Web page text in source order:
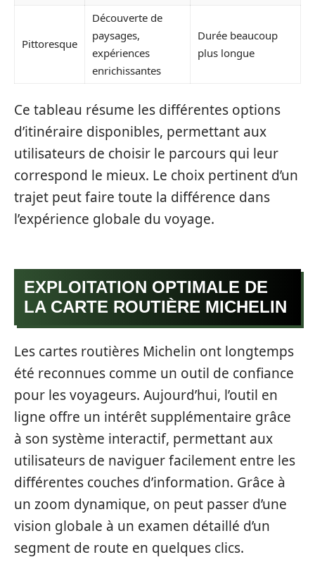
Pittoresque
Découverte de
paysages,
expériences
enrichissantes
Durée beaucoup
plus longue
Ce tableau résume les différentes options
d’itinéraire disponibles, permettant aux
utilisateurs de choisir le parcours qui leur
correspond le mieux. Le choix pertinent d’un
trajet peut faire toute la différence dans
l’expérience globale du voyage.
EXPLOITATION OPTIMALE DE
LA CARTE ROUTIÈRE MICHELIN
Les cartes routières Michelin ont longtemps
été reconnues comme un outil de confiance
pour les voyageurs. Aujourd’hui, l’outil en
ligne offre un intérêt supplémentaire grâce
à son système interactif, permettant aux
utilisateurs de naviguer facilement entre les
différentes couches d’information. Grâce à
un zoom dynamique, on peut passer d’une
vision globale à un examen détaillé d’un
segment de route en quelques clics.